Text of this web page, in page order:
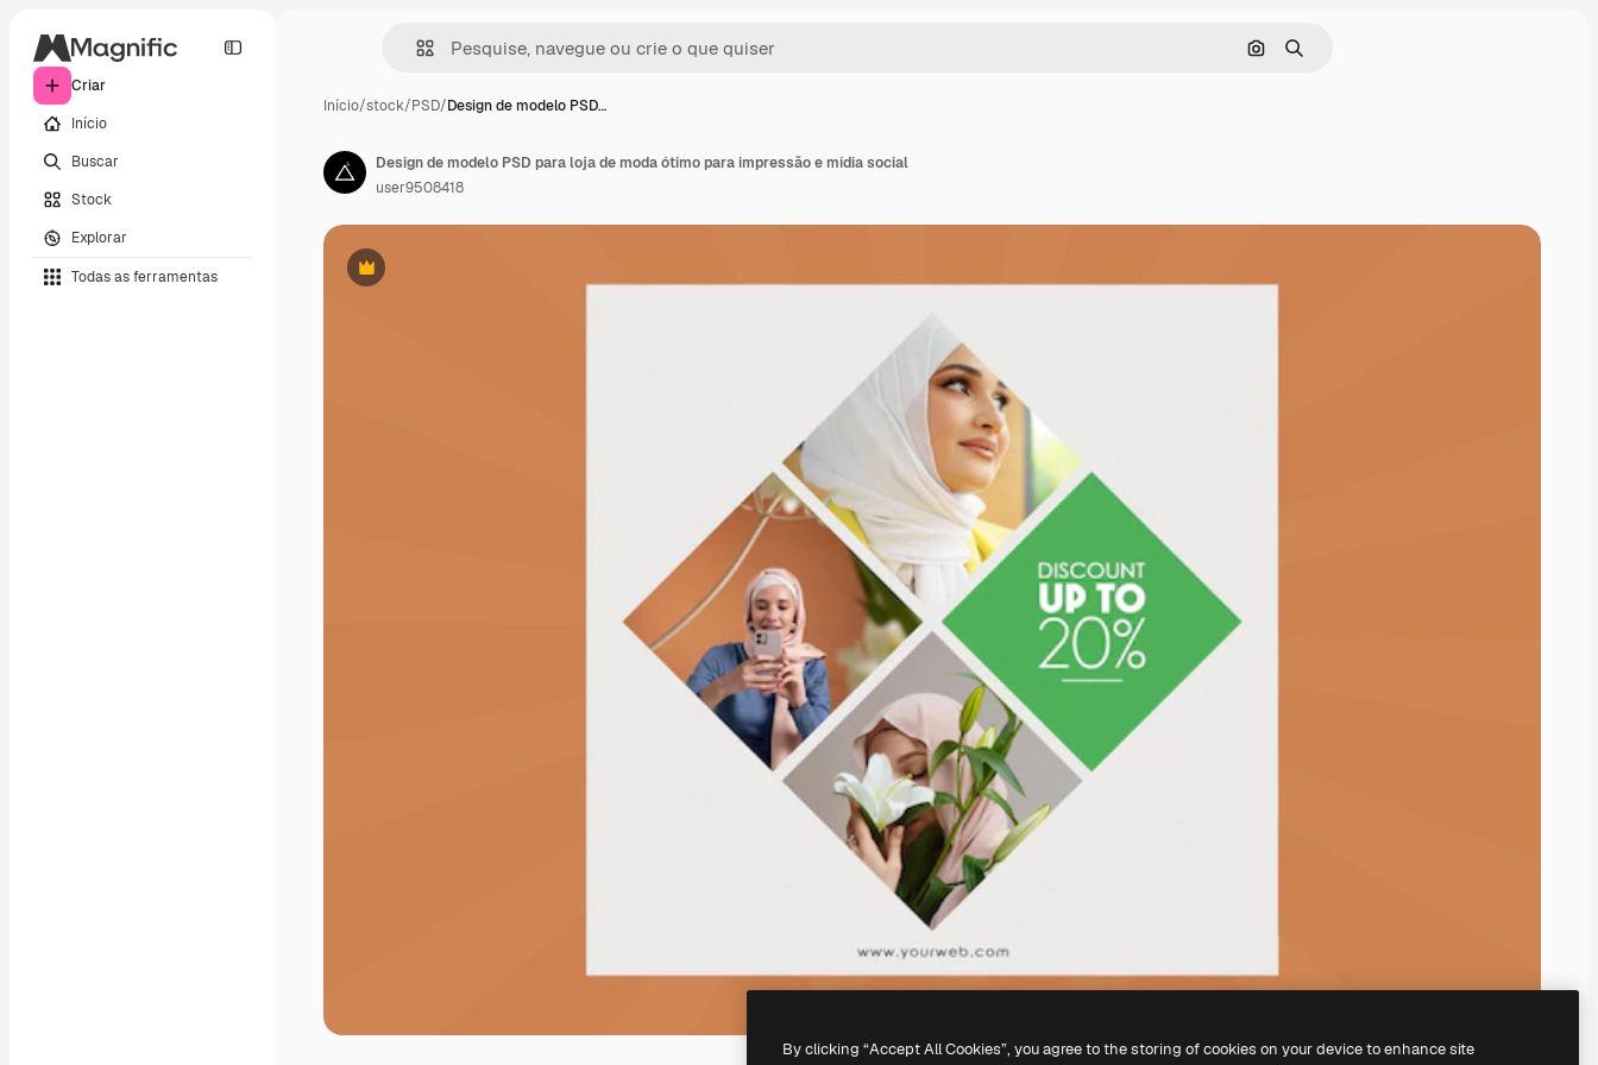
Criar
Início
Buscar
Stock
Explorar
Todas as ferramentas
Pesquisar por imagem
Buscar
Início/stock/PSD/Design de modelo PSD…
Premium
Design de modelo PSD para loja de moda ótimo para impressão e mídia social
user9508418
By clicking “Accept All Cookies”, you agree to the storing of cookies on your device to enhance site